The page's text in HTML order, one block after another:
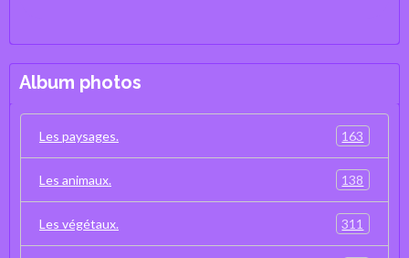
Album photos
Les paysages. 163
Les animaux. 138
Les végétaux. 311